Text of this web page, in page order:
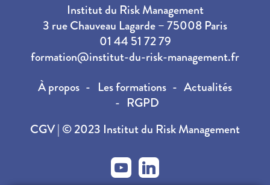
Institut du Risk Management
3 rue Chauveau Lagarde – 75008 Paris
01 44 51 72 79
formation@institut-du-risk-management.fr
À propos
Les formations
Actualités
RGPD
CGV| © 2023 Institut du Risk Management